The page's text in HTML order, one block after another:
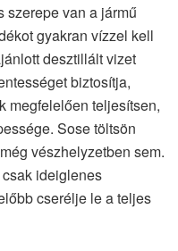
szerepe van a jármű
gyakran vízzel kell
desztillált vizet
biztosítja,
megfelelően teljesítsen,
Sose töltsön
vészhelyzetben sem.
ideiglenes
cserélje le a teljes